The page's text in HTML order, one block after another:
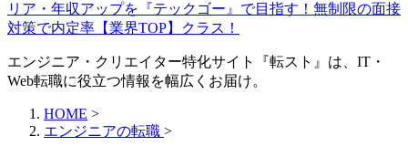
リア・年収アップを『テックゴー』で目指す！無制限の面接
対策で内定率【業界TOP】クラス！
エンジニア・クリエイター特化サイト『転スト』は、IT・
Web転職に役立つ情報を幅広くお届け。
HOME >
エンジニアの転職 >